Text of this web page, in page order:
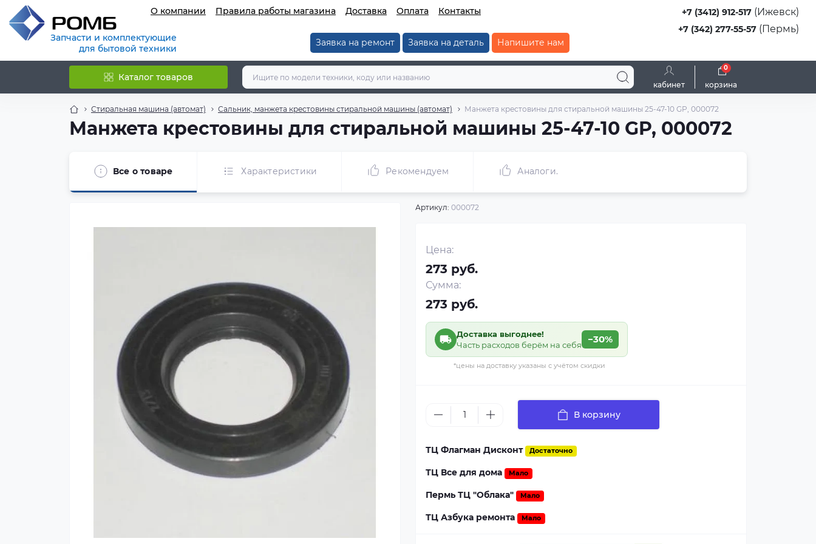
Запчасти и комплектующие
для бытовой техники
О компании Правила работы магазина Доставка Оплата Контакты
Заявка на ремонт Заявка на деталь Напишите нам
+7 (3412) 912-517 (Ижевск)
+7 (342) 277-55-57 (Пермь)
Каталог товаров
кабинет корзина
0
Стиральная машина (автомат) Сальник, манжета крестовины стиральной машины (автомат) Манжета крестовины для стиральной машины 25-47-10 GP, 000072
Манжета крестовины для стиральной машины 25-47-10 GP, 000072
Все о товаре Характеристики Рекомендуем Аналоги.
Артикул: 000072
Цена:
273 руб.
Сумма:
273 руб.
Доставка выгоднее!
Часть расходов берём на себя
−30%
*цены на доставку указаны с учётом скидки
В корзину
ТЦ Флагман Дисконт Достаточно
ТЦ Все для дома Мало
Пермь ТЦ "Облака" Мало
ТЦ Азбука ремонта Мало